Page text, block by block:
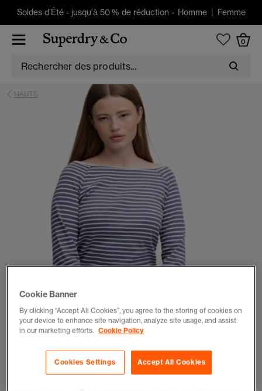
Soldes d'Été -jusqu'à 50 % de réduction - Homme| Femme
0
HAUTS
1 2 4 5
Cookie Banner
By clicking “Accept All Cookies”, you agree to the storing of cookies on
your device to enhance site navigation, analyze site usage, and assist
in our marketing efforts. Cookie Policy
Accept All Cookies
Cookies Settings